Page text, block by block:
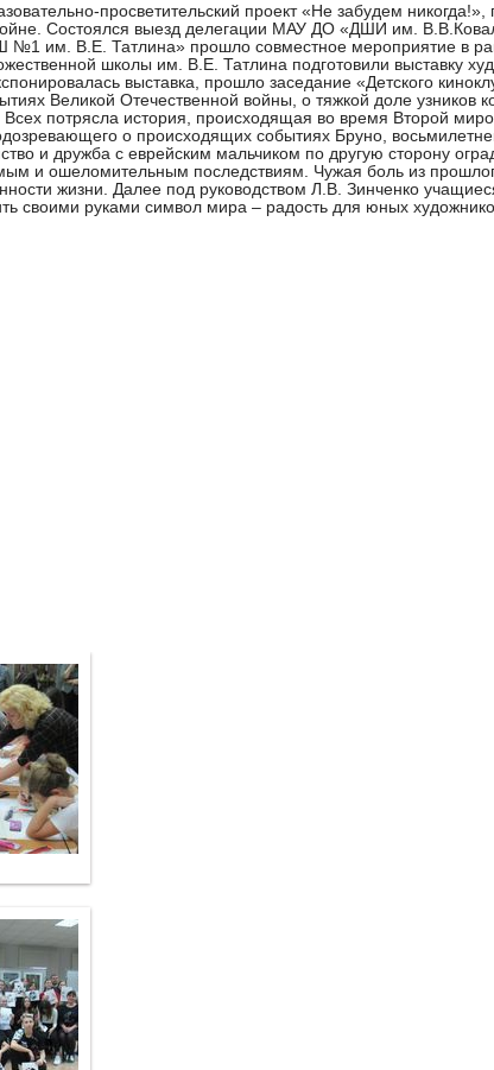
просветительский проект «Не забудем
Состоялся выезд делегации МАУ ДО «ДШИ им.
№1 им. В.Е. Татлина» прошло совместное мероприятие в
школы им. В.Е. Татлина подготовили выставку
выставка, прошло заседание «Детского
Великой Отечественной войны, о тяжкой доле узников
потрясла история, происходящая во время Второй
о происходящих событиях Бруно,
и дружба с еврейским мальчиком по другую сторону
и ошеломительным последствиям. Чужая боль из
жизни. Далее под руководством Л.В. Зинченко
своими руками символ мира – радость для юных